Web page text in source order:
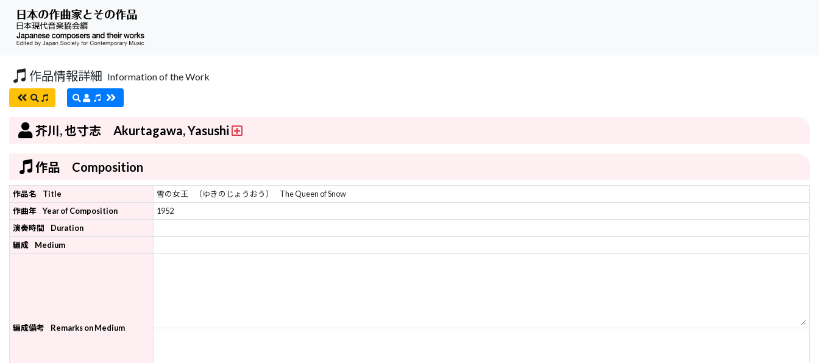
作品情報詳細 Information of the Work
芥川, 也寸志 Akurtagawa, Yasushi
作品 Composition
作品名 Title 雪の女王 （ゆきのじょうおう）
The Queen of Snow
作曲年
Year of Composition
1952
演奏時間
Duration
編成
Medium
編成備考 Remarks on Medium